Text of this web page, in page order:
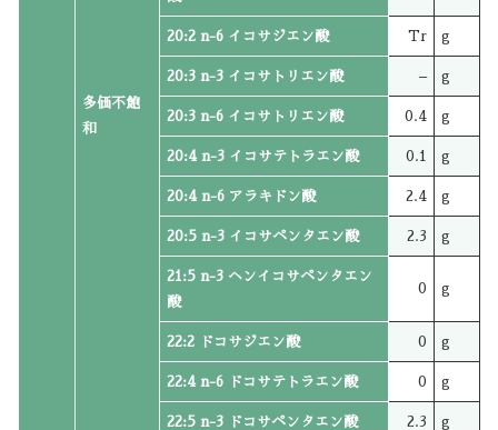
多価不飽
和
20:2 n-6 イコサジエン酸 Tr g
20:3 n-3 イコサトリエン酸 – g
20:3 n-6 イコサトリエン酸 0.4 g
20:4 n-3 イコサテトラエン酸 0.1 g
20:4 n-6 アラキドン酸 2.4 g
20:5 n-3 イコサペンタエン酸 2.3 g
21:5 n-3 ヘンイコサペンタエン
酸
0 g
22:2 ドコサジエン酸 0 g
22:4 n-6 ドコサテトラエン酸 0 g
22:5 n-3 ドコサペンタエン酸 2.3 g